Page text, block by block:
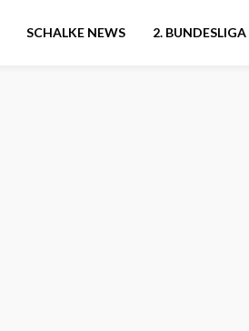
SCHALKE NEWS 2. BUNDESLIGA